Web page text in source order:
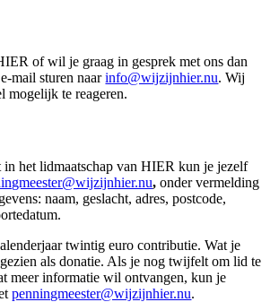
of wil je graag in gesprek met ons dan
mail sturen naarinfo@wijzijnhier.nu. Wij
mogelijk te reageren.
in het lidmaatschap van HIER kun je jezelf
, onder vermelding
naam, geslacht, adres, postcode,
twintig euro contributie. Wat je
als donatie. Als je nog twijfelt om lid te
meer informatie wil ontvangen, kun je
penningmeester@wijzijnhier.nu.